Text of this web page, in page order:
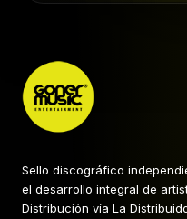
Sello discográfico
el desarrollo integral de
Distribución vía La